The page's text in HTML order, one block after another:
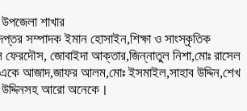
শাখার
সম্পাদক ইমান হোসাইন,শিক্ষা ও সাংস্কৃতিক
ফেরদৌস, জোবাইদা আক্তার,জিন্নাতুল নিশা,মোঃ রাসেল
আজাদ,জাফর আলম,মোঃ ইসমাইল,সাহাব উদ্দিন,শেখ
আরো অনেকে।